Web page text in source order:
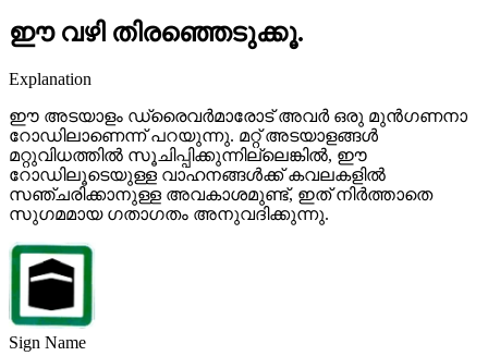
ഈ വഴി തിരഞ്ഞെടുക്കൂ.
Explanation
ഈ അടയാളം ഡ്രൈവർമാരോട് അവർ ഒരു മുൻഗണനാ
റോഡിലാണെന്ന് പറയുന്നു. മറ്റ് അടയാളങ്ങൾ
മറ്റുവിധത്തിൽ സൂചിപ്പിക്കുന്നില്ലെങ്കിൽ, ഈ
റോഡിലൂടെയുള്ള വാഹനങ്ങൾക്ക് കവലകളിൽ
സഞ്ചരിക്കാനുള്ള അവകാശമുണ്ട്, ഇത് നിർത്താതെ
സുഗമമായ ഗതാഗതം അനുവദിക്കുന്നു.
Sign Name